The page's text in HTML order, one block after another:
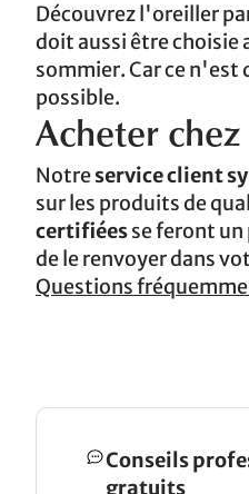
Découvrez l'oreiller
doit aussi être choisie
sommier. Car ce
possible.
Acheter chez
Notreservice client
sur les produits de
certifiéesse feront
de le renvoyer dans
Questions
Conseils
gratuits